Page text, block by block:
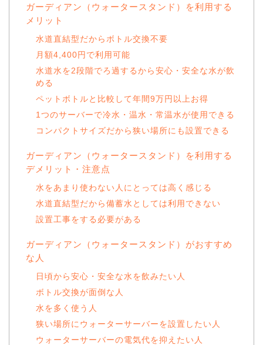
ガーディアン（ウォータースタンド）を利用する
メリット
水道直結型だからボトル交換不要
月額4,400円で利用可能
水道水を2段階でろ過するから安心・安全な水が飲
める
ペットボトルと比較して年間9万円以上お得
1つのサーバーで冷水・温水・常温水が使用できる
コンパクトサイズだから狭い場所にも設置できる
ガーディアン（ウォータースタンド）を利用する
デメリット・注意点
水をあまり使わない人にとっては高く感じる
水道直結型だから備蓄水としては利用できない
設置工事をする必要がある
ガーディアン（ウォータースタンド）がおすすめ
な人
日頃から安心・安全な水を飲みたい人
ボトル交換が面倒な人
水を多く使う人
狭い場所にウォーターサーバーを設置したい人
ウォーターサーバーの電気代を抑えたい人